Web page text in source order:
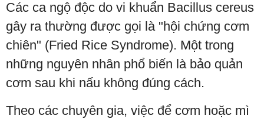
Các ca ngộ độc do vi khuẩn Bacillus cereus
gây ra thường được gọi là "hội chứng cơm
chiên" (Fried Rice Syndrome). Một trong
những nguyên nhân phổ biến là bảo quản
cơm sau khi nấu không đúng cách.
Theo các chuyên gia, việc để cơm hoặc mì